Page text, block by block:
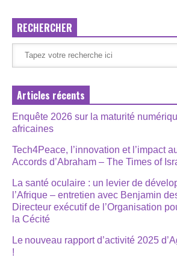
RECHERCHER
Articles récents
Enquête 2026 sur la maturité
africaines
Tech4Peace, l’innovation et l’impact
Accords d’Abraham – The Times of
La santé oculaire : un levier de
l’Afrique – entretien avec Benjamin
Directeur exécutif de l’Organisation
la Cécité
Le nouveau rapport d’activité 2025
!